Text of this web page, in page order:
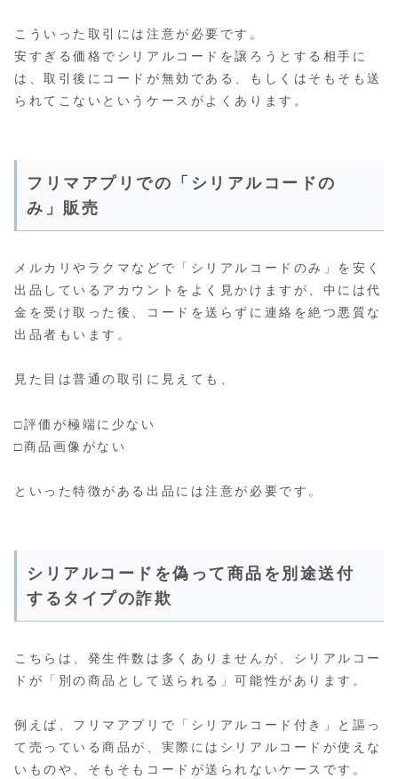
こういった取引には注意が必要です。
安すぎる価格でシリアルコードを譲ろうとする相手に
は、取引後にコードが無効である、もしくはそもそも送
られてこないというケースがよくあります。
フリマアプリでの「シリアルコードの
み」販売
メルカリやラクマなどで「シリアルコードのみ」を安く
出品しているアカウントをよく見かけますが、中には代
金を受け取った後、コードを送らずに連絡を絶つ悪質な
出品者もいます。
見た目は普通の取引に見えても、
□評価が極端に少ない
□商品画像がない
といった特徴がある出品には注意が必要です。
シリアルコードを偽って商品を別途送付
するタイプの詐欺
こちらは、発生件数は多くありませんが、シリアルコー
ドが「別の商品として送られる」可能性があります。
例えば、フリマアプリで「シリアルコード付き」と謳っ
て売っている商品が、実際にはシリアルコードが使えな
いものや、そもそもコードが送られないケースです。